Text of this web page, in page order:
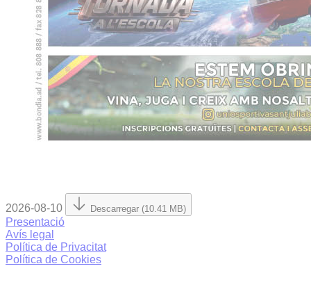
2026-08-10 Descarregar (10.41 MB)
Presentació
Avís legal
Política de Privacitat
Política de Cookies